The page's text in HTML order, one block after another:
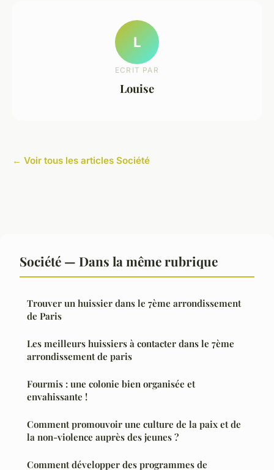
L
ECRIT PAR
Louise
← Voir tous les articles Société
Société — Dans la même rubrique
Trouver un huissier dans le 7ème arrondissement
de Paris
Les meilleurs huissiers à contacter dans le 7ème
arrondissement de paris
Fourmis : une colonie bien organisée et
envahissante !
Comment promouvoir une culture de la paix et de
la non-violence auprès des jeunes ?
Comment développer des programmes de